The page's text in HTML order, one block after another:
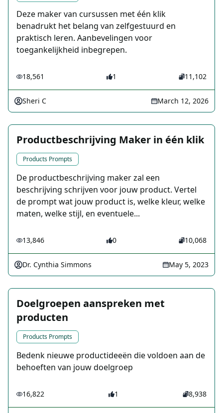
Deze maker van cursussen met één klik
benadrukt het belang van zelfgestuurd en
praktisch leren. Aanbevelingen voor
toegankelijkheid inbegrepen.
18,561 1 11,102
Sheri C March 12, 2026
Productbeschrijving Maker in één klik
Products Prompts
De productbeschrijving maker zal een
beschrijving schrijven voor jouw product. Vertel
de prompt wat jouw product is, welke kleur, welke
maten, welke stijl, en eventuele...
13,846 0 10,068
Dr. Cynthia Simmons May 5, 2023
Doelgroepen aanspreken met
producten
Products Prompts
Bedenk nieuwe productideeën die voldoen aan de
behoeften van jouw doelgroep
16,822 1 8,938